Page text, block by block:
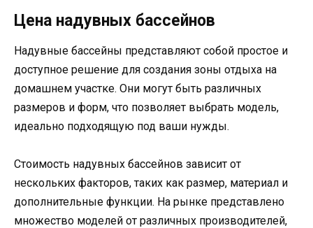
Цена надувных бассейнов
Надувные бассейны представляют собой простое и
доступное решение для создания зоны отдыха на
домашнем участке. Они могут быть различных
размеров и форм, что позволяет выбрать модель,
идеально подходящую под ваши нужды.
Стоимость надувных бассейнов зависит от
нескольких факторов, таких как размер, материал и
дополнительные функции. На рынке представлено
множество моделей от различных производителей,